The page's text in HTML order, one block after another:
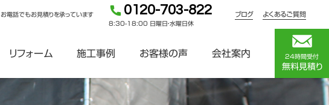
お電話でもお見積りを承っています 0120-703-822
8:30-18:00 日曜日・水曜日休
ブログ よくあるご質問
リフォーム 施工事例 お客様の声 会社案内 24時間受付
無料見積り